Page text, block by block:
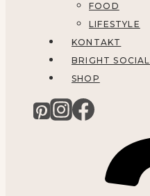
FOOD
LIFESTYLE
KONTAKT
BRIGHT SOCIAL
SHOP